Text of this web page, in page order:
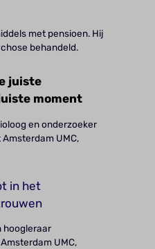
met pensioen. Hij
behandeld.
juiste
moment
en onderzoeker
UMC,
in het
hoogleraar
UMC,